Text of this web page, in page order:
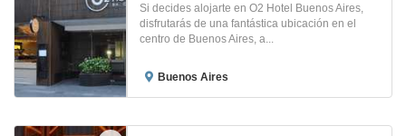
Si decides alojarte en O2 Hotel Buenos Aires,
disfrutarás de una fantástica ubicación en el
centro de Buenos Aires, a...
Buenos Aires